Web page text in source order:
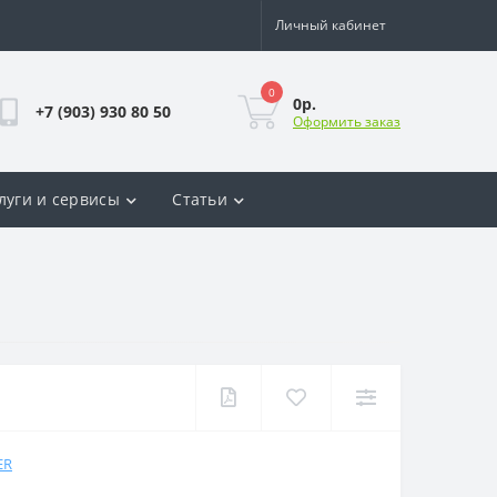
Личный кабинет
+7 (903) 930 80 50
0
0р.
Оформить заказ
и сервисы Статьи